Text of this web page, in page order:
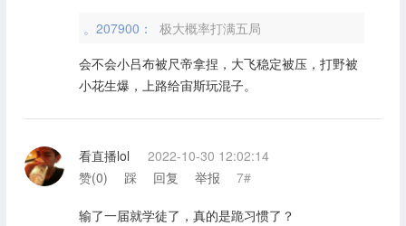
。207900：
极大概率打满五局
会不会小吕布被尺帝拿捏，大飞稳定被压，打野被
小花生爆，上路给宙斯玩混子。
看直播lol
2022-10-30 12:02:14
赞(0) 踩 回复 举报 7#
输了一届就学徒了，真的是跪习惯了？